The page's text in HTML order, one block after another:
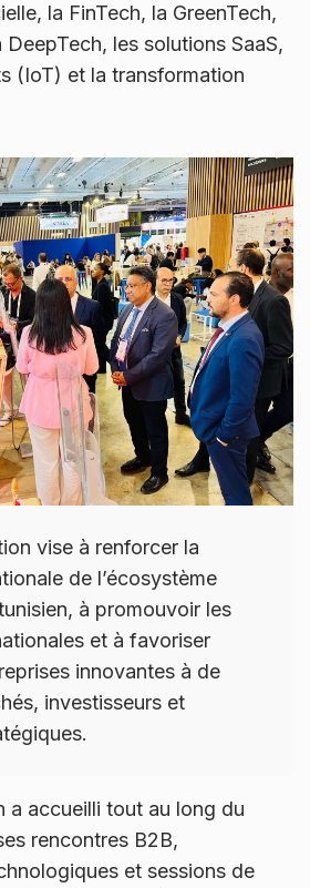
la FinTech, la GreenTech,
les solutions SaaS,
(IoT) et la transformation
vise à renforcer la
de l’écosystème
à promouvoir les
et à favoriser
innovantes à de
investisseurs et
a accueilli tout au long du
rencontres B2B,
et sessions de